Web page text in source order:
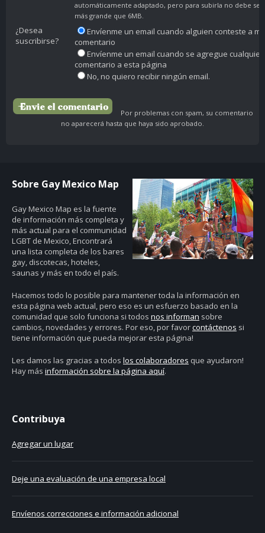
automáticamente adaptado, pero para subirla no debe ser
más grande que 6MB.
¿Desea
suscribirse?
Envíenme un email cuando alguien conteste a mi
comentario
Envíenme un email cuando se agregue cualquier
comentario a esta página
No, no quiero recibir ningún email.
Por problemas con spam, su comentario
no aparecerá hasta que haya sido aprobado.
Sobre Gay Mexico Map
Gay Mexico Map es la fuente
de información más completa y
más actual para el communidad
LGBT de Mexico, Encontrará
una lista completa de los bares
gay, discotecas, hoteles,
saunas y más en todo el país.
Hacemos todo lo posible para mantener toda la información en
esta página web actual, pero eso es un esfuerzo basado en la
comunidad que solo funciona si todos nos informan sobre
cambios, novedades y errores. Por eso, por favorcontáctenos si
tiene información que pueda mejorar esta página!
Les damos las gracias a todos los colaboradores que ayudaron!
Hay más información sobre la página aquí.
Contribuya
Agregar un lugar
Deje una evaluación de una empresa local
Envíenos correcciones e información adicional